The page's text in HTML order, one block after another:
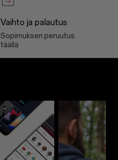
Vaihto ja palautus
Sopimuksen peruutus
täällä